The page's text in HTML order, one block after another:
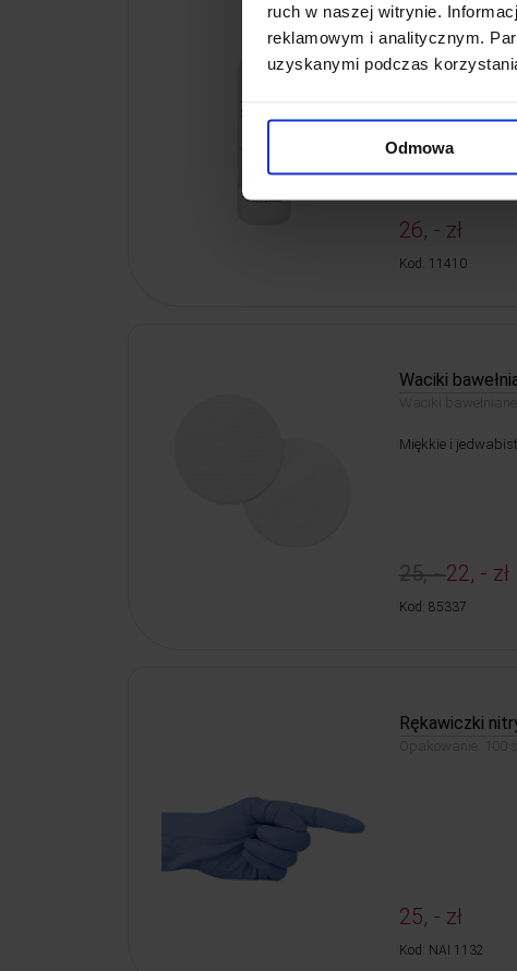
ruch w naszej witrynie.
reklamowym i analitycznym.
uzyskanymi podczas
Odmowa
Steric 1000 ml
Preparat
Płyn do
wirusobójczym i
26, - zł
Kod: 11410
Waciki
Waciki
Miękkie i
25, -22, - zł
Kod: 85337
Rękawiczki
Opakowanie: 100
25, - zł
Kod: NAI 1132